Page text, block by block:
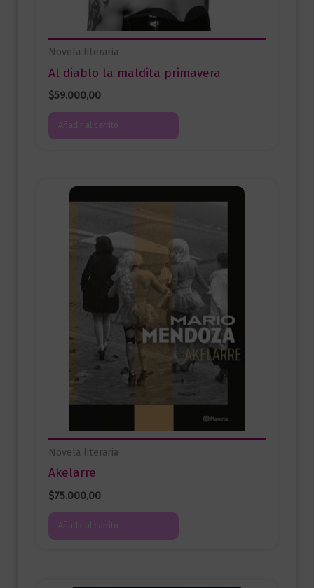
Novela literaria
Al diablo la maldita primavera
$59.000,00
Añadir al carrito
Novela literaria
Akelarre
$75.000,00
Añadir al carrito